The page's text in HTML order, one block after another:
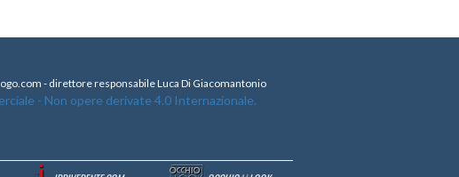
- direttore responsabile Luca Di Giacomantonio
- Non opere derivate 4.0 Internazionale.